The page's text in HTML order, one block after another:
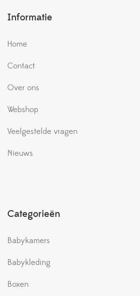
Informatie
Home
Contact
Over ons
Webshop
Veelgestelde vragen
Nieuws
Categorieën
Babykamers
Babykleding
Boxen